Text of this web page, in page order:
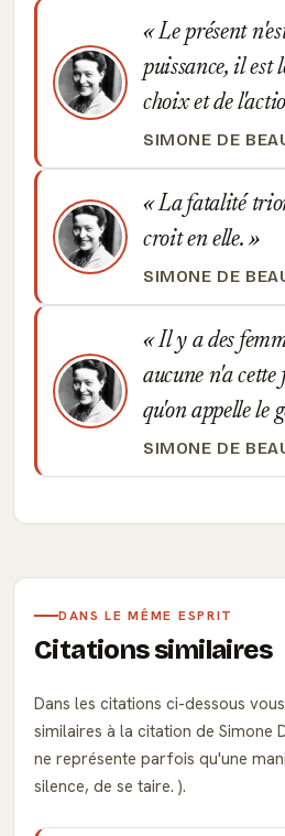
Le présent
puissance, il est
choix et de
SIMONE DE
La fatalité
croit en elle.
SIMONE DE
Il y a des
aucune n'a
qu'on appelle le
SIMONE DE
DANS LE MÊME ESPRIT
Citations similaires
Dans les citations ci-dessous
similaires à la citation de Simone
ne représente parfois qu'une
silence, de se taire. ).